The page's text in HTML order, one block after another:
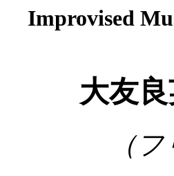
Improvised
大友
（